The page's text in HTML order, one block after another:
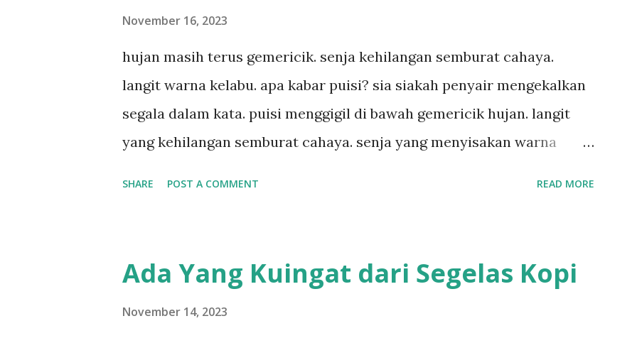
November 16, 2023
hujan masih terus gemericik. senja kehilangan semburat cahaya.
langit warna kelabu. apa kabar puisi? sia siakah penyair mengekalkan
segala dalam kata. puisi menggigil di bawah gemericik hujan. langit
yang kehilangan semburat cahaya. senja yang menyisakan warna
SHARE POST A COMMENT READ MORE
Ada Yang Kuingat dari Segelas Kopi
November 14, 2023